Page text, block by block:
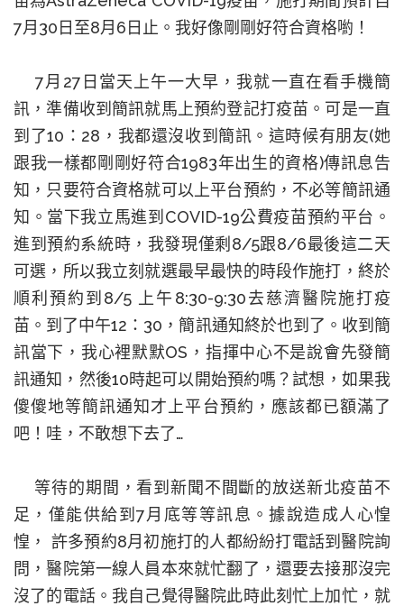
7月 30 日至8月 6 日止。我好像剛剛好符合資格喲！
7月 27 日當天上午一大早，我就一直在看手機簡
訊，準備收到簡訊就馬上預約登記打疫苗。可是一直
到了10 ： 28 ，我都還沒收到簡訊。這時候有朋友(她
跟我一樣都剛剛好符合1983年出生的資格)傳訊息告
知，只要符合資格就可以上平台預約，不必等簡訊通
知。當下我立馬進到 COVID-19公費疫苗預約平台。
進到預約系統時，我發現僅剩 8/5跟8/6最後這二天
可選，所以我立刻就選最早最快的時段作施打，終於
順利預約到8/5
上午 8:30-9:30去慈濟醫院施打疫
苗。到了中午12 ： 30 ，簡訊通知終於也到了。收到簡
訊當下，我心裡默默OS ，指揮中心不是說會先發簡
訊通知，然後10時起可以開始預約嗎？試想，如果我
傻傻地等簡訊通知才上平台預約，應該都已額滿了
吧！哇，不敢想下去了…
等待的期間，看到新聞不間斷的放送新北疫苗不
足，僅能供給到 7月底等等訊息。據說造成人心惶
惶，
許多預約8月初施打的人都紛紛打電話到醫院詢
問，醫院第一線人員本來就忙翻了，還要去接那沒完
沒了的電話。我自己覺得醫院此時此刻忙上加忙，就